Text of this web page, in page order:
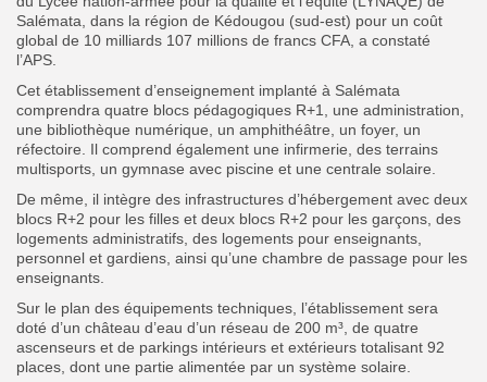
Salémata, dans la région de Kédougou (sud-est) pour un coût
global de 10 milliards 107 millions de francs CFA, a constaté
l’APS.
Cet établissement d’enseignement implanté à Salémata
comprendra quatre blocs pédagogiques R+1, une administration,
une bibliothèque numérique, un amphithéâtre, un foyer, un
réfectoire. Il comprend également une infirmerie, des terrains
multisports, un gymnase avec piscine et une centrale solaire.
De même, il intègre des infrastructures d’hébergement avec deux
blocs R+2 pour les filles et deux blocs R+2 pour les garçons, des
logements administratifs, des logements pour enseignants,
personnel et gardiens, ainsi qu’une chambre de passage pour les
enseignants.
Sur le plan des équipements techniques, l’établissement sera
doté d’un château d’eau d’un réseau de 200 m³, de quatre
ascenseurs et de parkings intérieurs et extérieurs totalisant 92
places, dont une partie alimentée par un système solaire.